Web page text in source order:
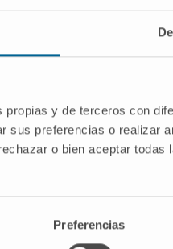
propias y de terceros con
sus preferencias o realizar
o bien aceptar
Preferencias
el